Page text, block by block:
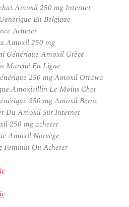
Amoxil 250 mg Internet
En Belgique
Acheter
Amoxil 250 mg
Générique Amoxil Grèce
Marché En Ligne
250 mg Amoxil Ottawa
Amoxicillin Le Moins Cher
250 mg Amoxil Berne
Du Amoxil Sur Internet
250 mg acheter
Amoxil Norvège
Feminin Ou Acheter